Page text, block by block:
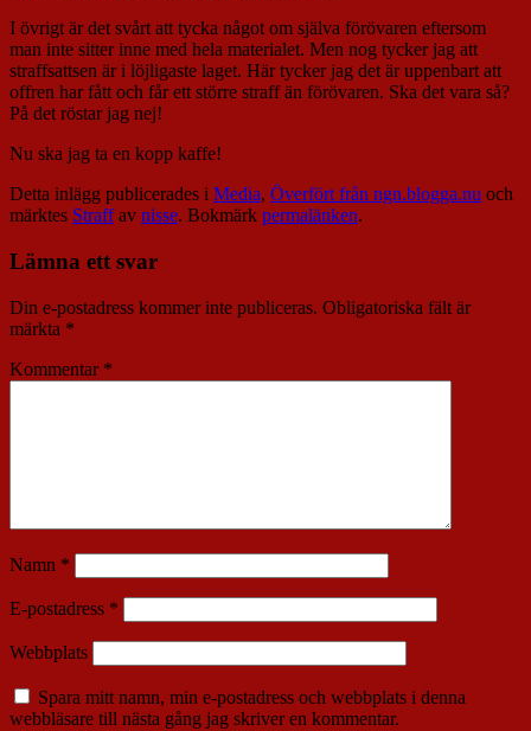
I övrigt är det svårt att tycka något om själva förövaren eftersom
man inte sitter inne med hela materialet. Men nog tycker jag att
straffsattsen är i löjligaste laget. Här tycker jag det är uppenbart att
offren har fått och får ett större straff än förövaren. Ska det vara så?
På det röstar jag nej!
Nu ska jag ta en kopp kaffe!
Detta inlägg publicerades i Media, Överfört från ngn.blogga.nu och
märktes Straffav nisse. Bokmärk permalänken.
Lämna ett svar
Din e-postadress kommer inte publiceras. Obligatoriska fält är
märkta *
Kommentar *
Namn *
E-postadress *
Webbplats
Spara mitt namn, min e-postadress och webbplats i denna
webbläsare till nästa gång jag skriver en kommentar.